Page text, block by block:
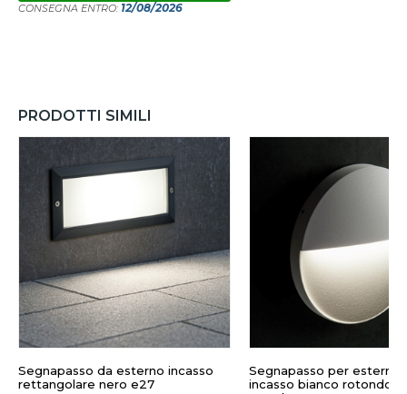
CONSEGNA ENTRO: 12/08/2026
PRODOTTI SIMILI
Segnapasso da esterno incasso
rettangolare nero e27
Segnapasso per esterno
incasso bianco rotondo